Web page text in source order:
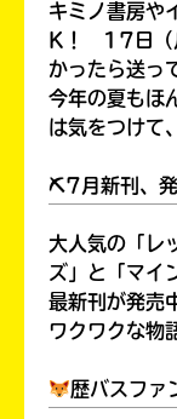
キミノ書房や
K！ 17日（
かったら送っ
今年の夏もほ
は気をつけて
⛏7月新刊、発
大人気の「レ
ズ」と「マイ
最新刊が発売
ワクワクな物
歴バスファ